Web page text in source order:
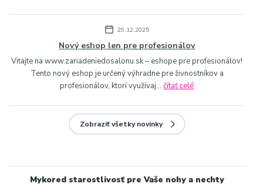
29.12.2025
Nový eshop len pre profesionálov
Vitajte na www.zariadeniedosalonu.sk – eshope pre profesionálov!
Tento nový eshop je určený výhradne pre živnostníkov a
profesionálov, ktorí využívaj...čítať celé
Zobraziť všetky novinky
Mykored starostlivosť pre Vaše nohy a nechty